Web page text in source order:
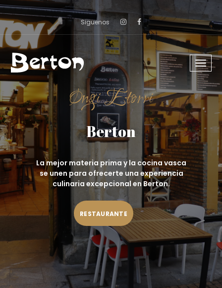
Siguenos
Menu
Ongi Etorri
Berton
La mejor materia prima y la cocina vasca
se unen para ofrecerte una experiencia
culinaria excepcional en Berton.
RESTAURANTE